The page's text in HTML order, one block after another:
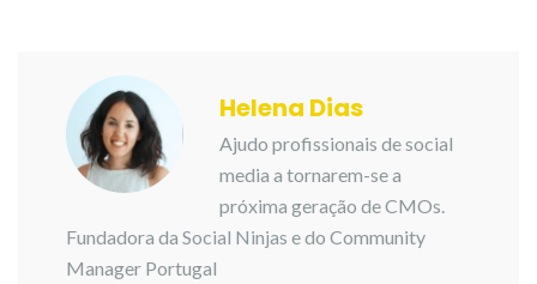
Helena Dias
Ajudo profissionais de social
media a tornarem-se a
próxima geração de CMOs.
Fundadora da Social Ninjas e do Community
Manager Portugal